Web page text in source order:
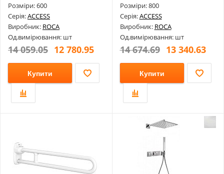
Розміри: 600
Серія:ACCESS
Виробник: ROCA
Од.вимірювання: шт
14 059.05 12 780.95
Купити
Розміри: 800
Серія:ACCESS
Виробник: ROCA
Од.вимірювання: шт
14 674.69 13 340.63
Купити